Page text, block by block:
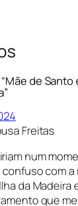
de Santo
Freitas
num
com a
da Madeira
que